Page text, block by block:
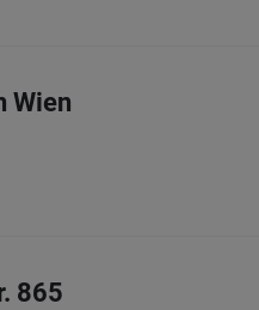
Wien
865